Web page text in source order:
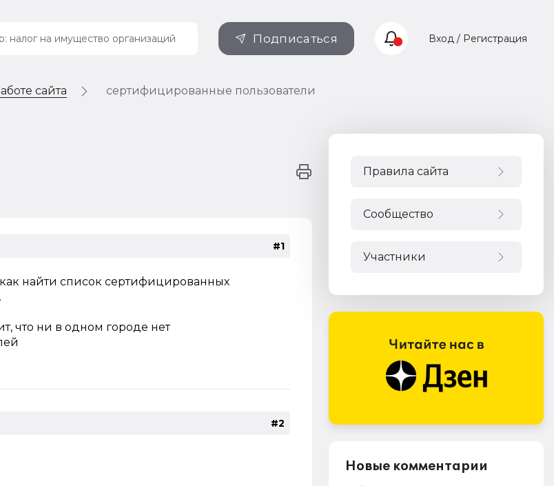
Подписаться Вход / Регистрация
сайта сертифицированные пользователи
#1
найти список сертифицированных
что ни в одном городе нет
#2
Правила сайта
Сообщество
Участники
Новые комментарии